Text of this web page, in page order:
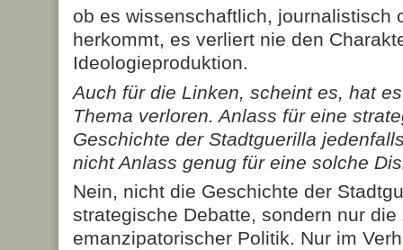
ob es wissenschaftlich, journalistisch
herkommt, es verliert nie den
Ideologieproduktion.
Auch für die Linken, scheint es, hat
Thema verloren. Anlass für eine
Geschichte der Stadtguerilla
nicht Anlass genug für eine solche
Nein, nicht die Geschichte der
strategische Debatte, sondern nur die
emanzipatorischer Politik. Nur im